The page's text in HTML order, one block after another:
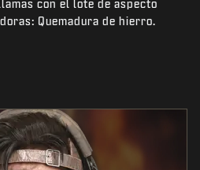
con el lote de aspecto
Quemadura de hierro.